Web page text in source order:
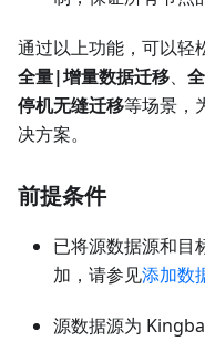
通过以上功能，可以轻
全量|增量数据迁移、
停机无缝迁移等场景，
决方案。
前提条件
已将源数据源和目
加，请参见添加数
源数据源为